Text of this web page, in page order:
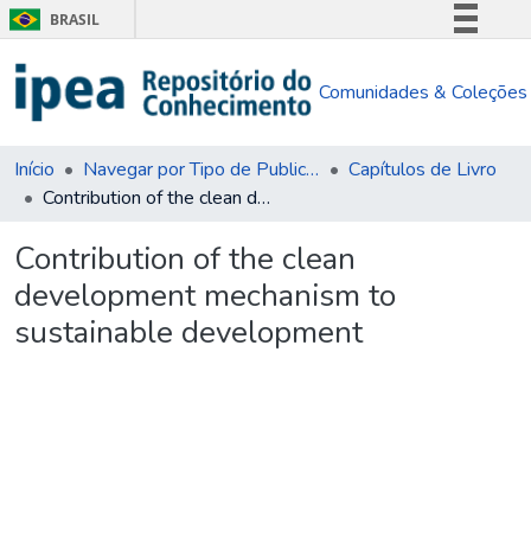
BRASIL
Comunica BR
Acesso à informação
Comunidades & Coleções
Início Navegar por Tipo de Publicação
Capítulos de Livro
Contribution of the clean development mechanism to sustainable development
Contribution of the clean
development mechanism to
sustainable development